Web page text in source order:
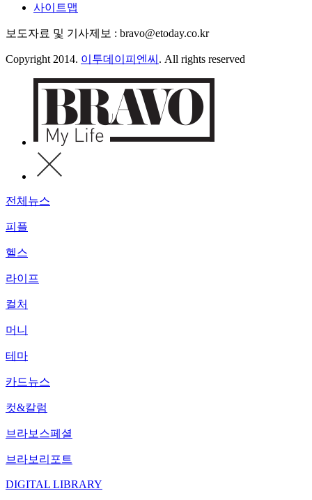
사이트맵
보도자료 및 기사제보 : bravo@etoday.co.kr
Copyright 2014. 이투데이피엔씨 . All rights reserved
전체뉴스
피플
헬스
라이프
컬처
머니
테마
카드뉴스
컷&칼럼
브라보스페셜
브라보리포트
DIGITAL LIBRARY